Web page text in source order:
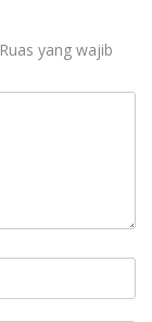
Ruas yang wajib